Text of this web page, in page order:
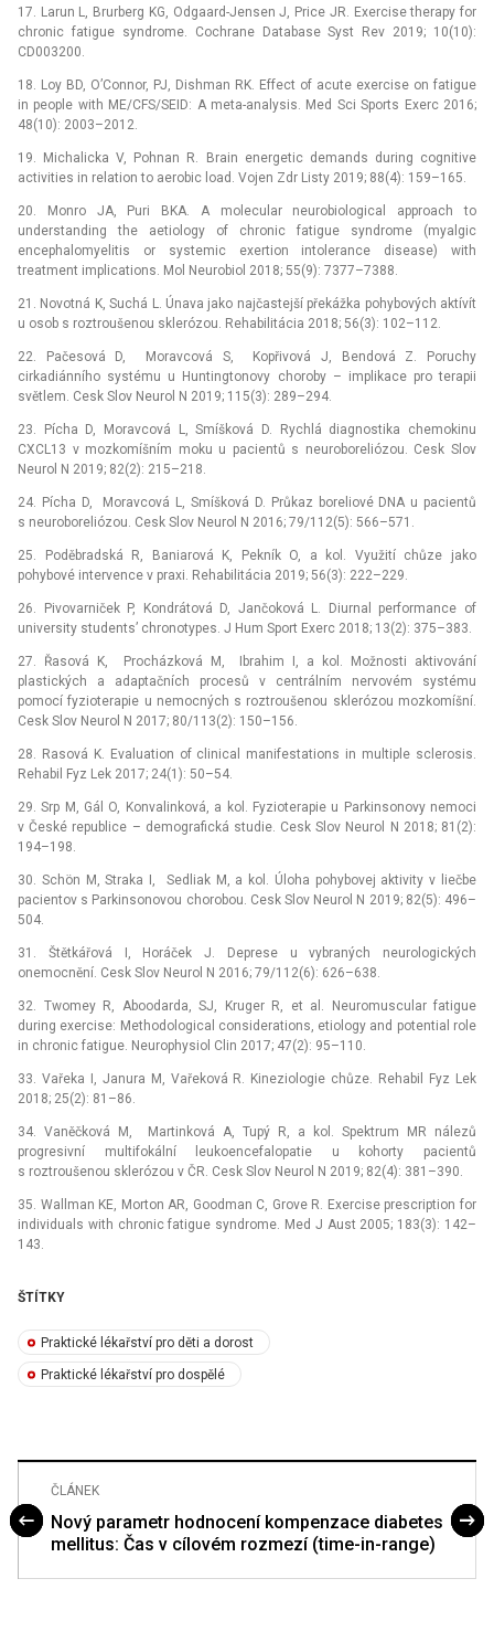
17. Larun L, Brurberg KG, Odgaard-Jensen J, Price JR. Exercise therapy for
chronic fatigue syndrome. Cochrane Database Syst Rev 2019; 10(10):
CD003200.
18. Loy BD, O’Connor, PJ, Dishman RK. Effect of acute exercise on fatigue
in people with ME/CFS/SEID: A meta-analysis. Med Sci Sports Exerc 2016;
48(10): 2003–2012.
19. Michalicka V, Pohnan R. Brain energetic demands during cognitive
activities in relation to aerobic load. Vojen Zdr Listy 2019; 88(4): 159–165.
20. Monro JA, Puri BKA. A molecular neurobiological approach to
understanding the aetiology of chronic fatigue syndrome (myalgic
encephalomyelitis or systemic exertion intolerance disease) with
treatment implications. Mol Neurobiol 2018; 55(9): 7377–7388.
21. Novotná K, Suchá L. Únava jako najčastejší překážka pohybových aktívít
u osob s roztroušenou sklerózou. Rehabilitácia 2018; 56(3): 102–112.
22. Pačesová D, Moravcová S, Kopřivová J, Bendová Z. Poruchy
cirkadiánního systému u Huntingtonovy choroby –⁠ implikace pro terapii
světlem. Cesk Slov Neurol N 2019; 115(3): 289–294.
23. Pícha D, Moravcová L, Smíšková D. Rychlá diagnostika chemokinu
CXCL13 v mozkomíšním moku u pacientů s neuroboreliózou. Cesk Slov
Neurol N 2019; 82(2): 215–218.
24. Pícha D, Moravcová L, Smíšková D. Průkaz boreliové DNA u pacientů
s neuroboreliózou. Cesk Slov Neurol N 2016; 79/112(5): 566–571.
25. Poděbradská R, Baniarová K, Pekník O, a kol. Využití chůze jako
pohybové intervence v praxi. Rehabilitácia 2019; 56(3): 222–229.
26. Pivovarniček P, Kondrátová D, Jančoková L. Diurnal performance of
university students’ chronotypes. J Hum Sport Exerc 2018; 13(2): 375–383.
27. Řasová K, Procházková M, Ibrahim I, a kol. Možnosti aktivování
plastických a adaptačních procesů v centrálním nervovém systému
pomocí fyzioterapie u nemocných s roztroušenou sklerózou mozkomíšní.
Cesk Slov Neurol N 2017; 80/113(2): 150–156.
28. Rasová K. Evaluation of clinical manifestations in multiple sclerosis.
Rehabil Fyz Lek 2017; 24(1): 50–54.
29. Srp M, Gál O, Konvalinková, a kol. Fyzioterapie u Parkinsonovy nemoci
v České republice –⁠ demografická studie. Cesk Slov Neurol N 2018; 81(2):
194–198.
30. Schön M, Straka I, Sedliak M, a kol. Úloha pohybovej aktivity v liečbe
pacientov s Parkinsonovou chorobou. Cesk Slov Neurol N 2019; 82(5): 496–
504.
31. Štětkářová I, Horáček J. Deprese u vybraných neurologických
onemocnění. Cesk Slov Neurol N 2016; 79/112(6): 626–638.
32. Twomey R, Aboodarda, SJ, Kruger R, et al. Neuromuscular fatigue
during exercise: Methodological considerations, etiology and potential role
in chronic fatigue. Neurophysiol Clin 2017; 47(2): 95–110.
33. Vařeka I, Janura M, Vařeková R. Kineziologie chůze. Rehabil Fyz Lek
2018; 25(2): 81–86.
34. Vaněčková M, Martinková A, Tupý R, a kol. Spektrum MR nálezů
progresivní multifokální leukoencefalopatie u kohorty pacientů
s roztroušenou sklerózou v ČR. Cesk Slov Neurol N 2019; 82(4): 381–390.
35. Wallman KE, Morton AR, Goodman C, Grove R. Exercise prescription for
individuals with chronic fatigue syndrome. Med J Aust 2005; 183(3): 142–
143.
ŠTÍTKY
Praktické lékařství pro děti a dorost
Praktické lékařství pro dospělé
ČLÁNEK
Nový parametr hodnocení kompenzace diabetes
mellitus: Čas v cílovém rozmezí (time-in-range)